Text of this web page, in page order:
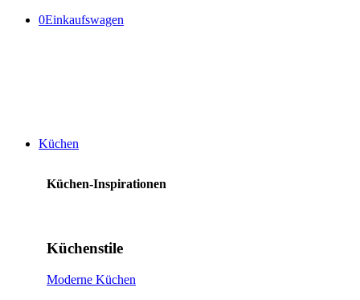
0Einkaufswagen
Küchen
Küchen-Inspirationen
Küchenstile
Moderne Küchen